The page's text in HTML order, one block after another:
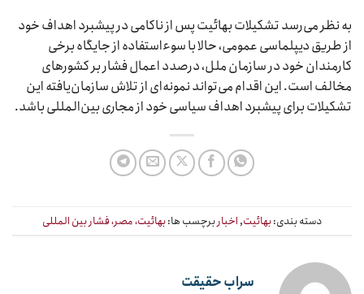
به نظر می‌رسد تشکیلات بهائیت پس از ناکامی در پیشبرد اهداف خود
از طریق دیپلماسی عمومی، حالا با سوءاستفاده از جایگاه برخی
کارمندان خود در سازمان ملل، درصدد اعمال فشار بر کشورهای
مخالف است. این اقدام می‌تواند نمونه‌ای از تلاش سازمان‌یافته این
تشکیلات برای پیشبرد اهداف سیاسی خود از مجاری بین‌المللی باشد.
دسته بندی:بهائیت, اخبار برچسب ها:بهائیت، مصر، فشار بین المللی
سراب حقیقت